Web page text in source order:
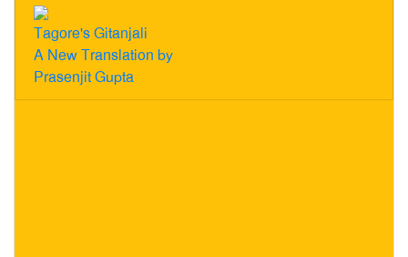
Tagore's Gitanjali
A New Translation by
Prasenjit Gupta